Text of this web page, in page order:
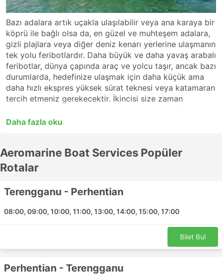
Bazı adalara artık uçakla ulaşılabilir veya ana karaya bir
köprü ile bağlı olsa da, en güzel ve muhteşem adalara,
gizli plajlara veya diğer deniz kenarı yerlerine ulaşmanın
tek yolu feribotlardır. Daha büyük ve daha yavaş arabalı
feribotlar, dünya çapında araç ve yolcu taşır, ancak bazı
durumlarda, hedefinize ulaşmak için daha küçük ama
daha hızlı ekspres yüksek sürat teknesi veya katamaran
tercih etmeniz gerekecektir. İkincisi size zaman
olunmalıdır. Deniz dalgalı olduğunda, dalgaları kesen
dönüştürebilen katamaranlardan daha iyi bir seçenektir.
Deniz tutmasını önlemek veya yenmek için özel bir ilaç
almanızı öneririz - yolculuktan önce doktorunuza
danışın. Gemideyken, mümkün olduğunca güvertede,
herhangi bir açık alanda oturun.
Aeromarine Boat Services tarafından sunulan feribot
gezileri, rezervasyon ofisini ziyaret ederek zaman
kaybetmeden kolay ve sorunsuz bir şekilde çevrimiçi
olarak rezerve edilebilir.
Aeromarine Boat Services Ana İskeleler
Daha fazla oku
Aeromarine Boat Services Popüler
Rotalar
Terengganu - Perhentian
08:00, 09:00, 10:00, 11:00, 13:00, 14:00, 15:00, 17:00
Bilet Bul
Perhentian - Terengganu